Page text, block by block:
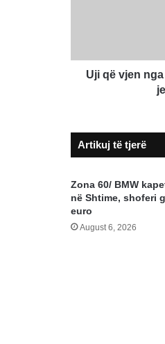
të
Uji që vjen
Artikuj të tjerë
Zona 60/ BMW
në Shtime, shoferi
euro
August 6, 2026